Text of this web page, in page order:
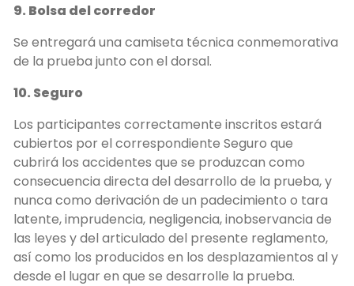
9. Bolsa del corredor
Se entregará una camiseta técnica conmemorativa
de la prueba junto con el dorsal.
10. Seguro
Los participantes correctamente inscritos estará
cubiertos por el correspondiente Seguro que
cubrirá los accidentes que se produzcan como
consecuencia directa del desarrollo de la prueba, y
nunca como derivación de un padecimiento o tara
latente, imprudencia, negligencia, inobservancia de
las leyes y del articulado del presente reglamento,
así como los producidos en los desplazamientos al y
desde el lugar en que se desarrolle la prueba.